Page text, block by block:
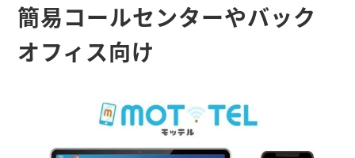
簡易コールセンターやバック
オフィス向け